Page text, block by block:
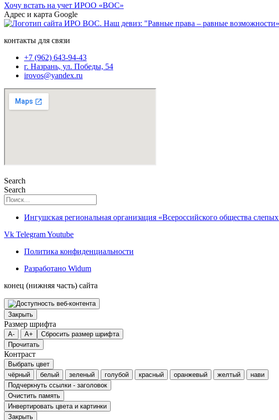
Хочу встать на учет ИРОО «ВОС»
Адрес и карта Google
контакты для связи
+7 (962) 643-94-43
г. Назрань, ул. Победы, 54
irovos@yandex.ru
Search
Search
Ингушская региональная организация «Всероссийского общества
Vk TelegramYoutube
Политика конфиденциальности
Разработано Widum
конец (нижняя часть) сайта
Закрыть
Размер шрифта
A- A+
Сбросить размер шрифта
Прочитать
Контраст
Выбрать цвет
чёрный
белый зеленый голубой красный оранжевый желтый
нави
Подчеркнуть ссылки - заголовок
Очистить память
Инвертировать цвета и картинки
Закрыть